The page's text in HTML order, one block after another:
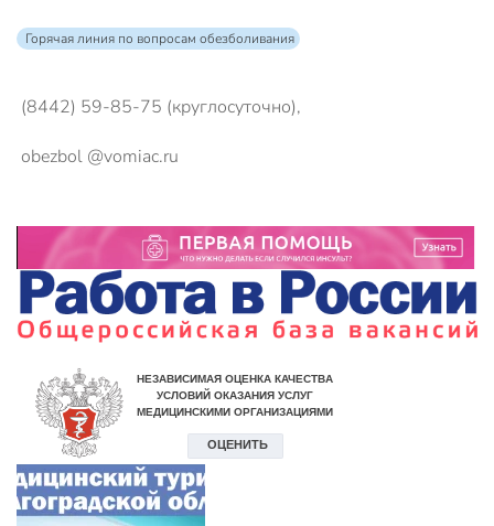
Горячая линия по вопросам обезболивания
(8442) 59-85-75 (круглосуточно),
obezbol @vomiac.ru